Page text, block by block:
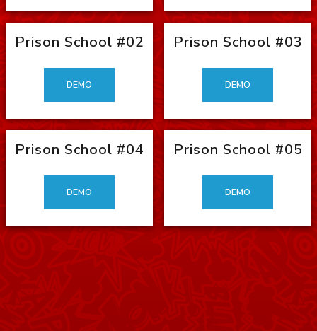
Prison School #02
DEMO
Prison School #03
DEMO
Prison School #04
DEMO
Prison School #05
DEMO